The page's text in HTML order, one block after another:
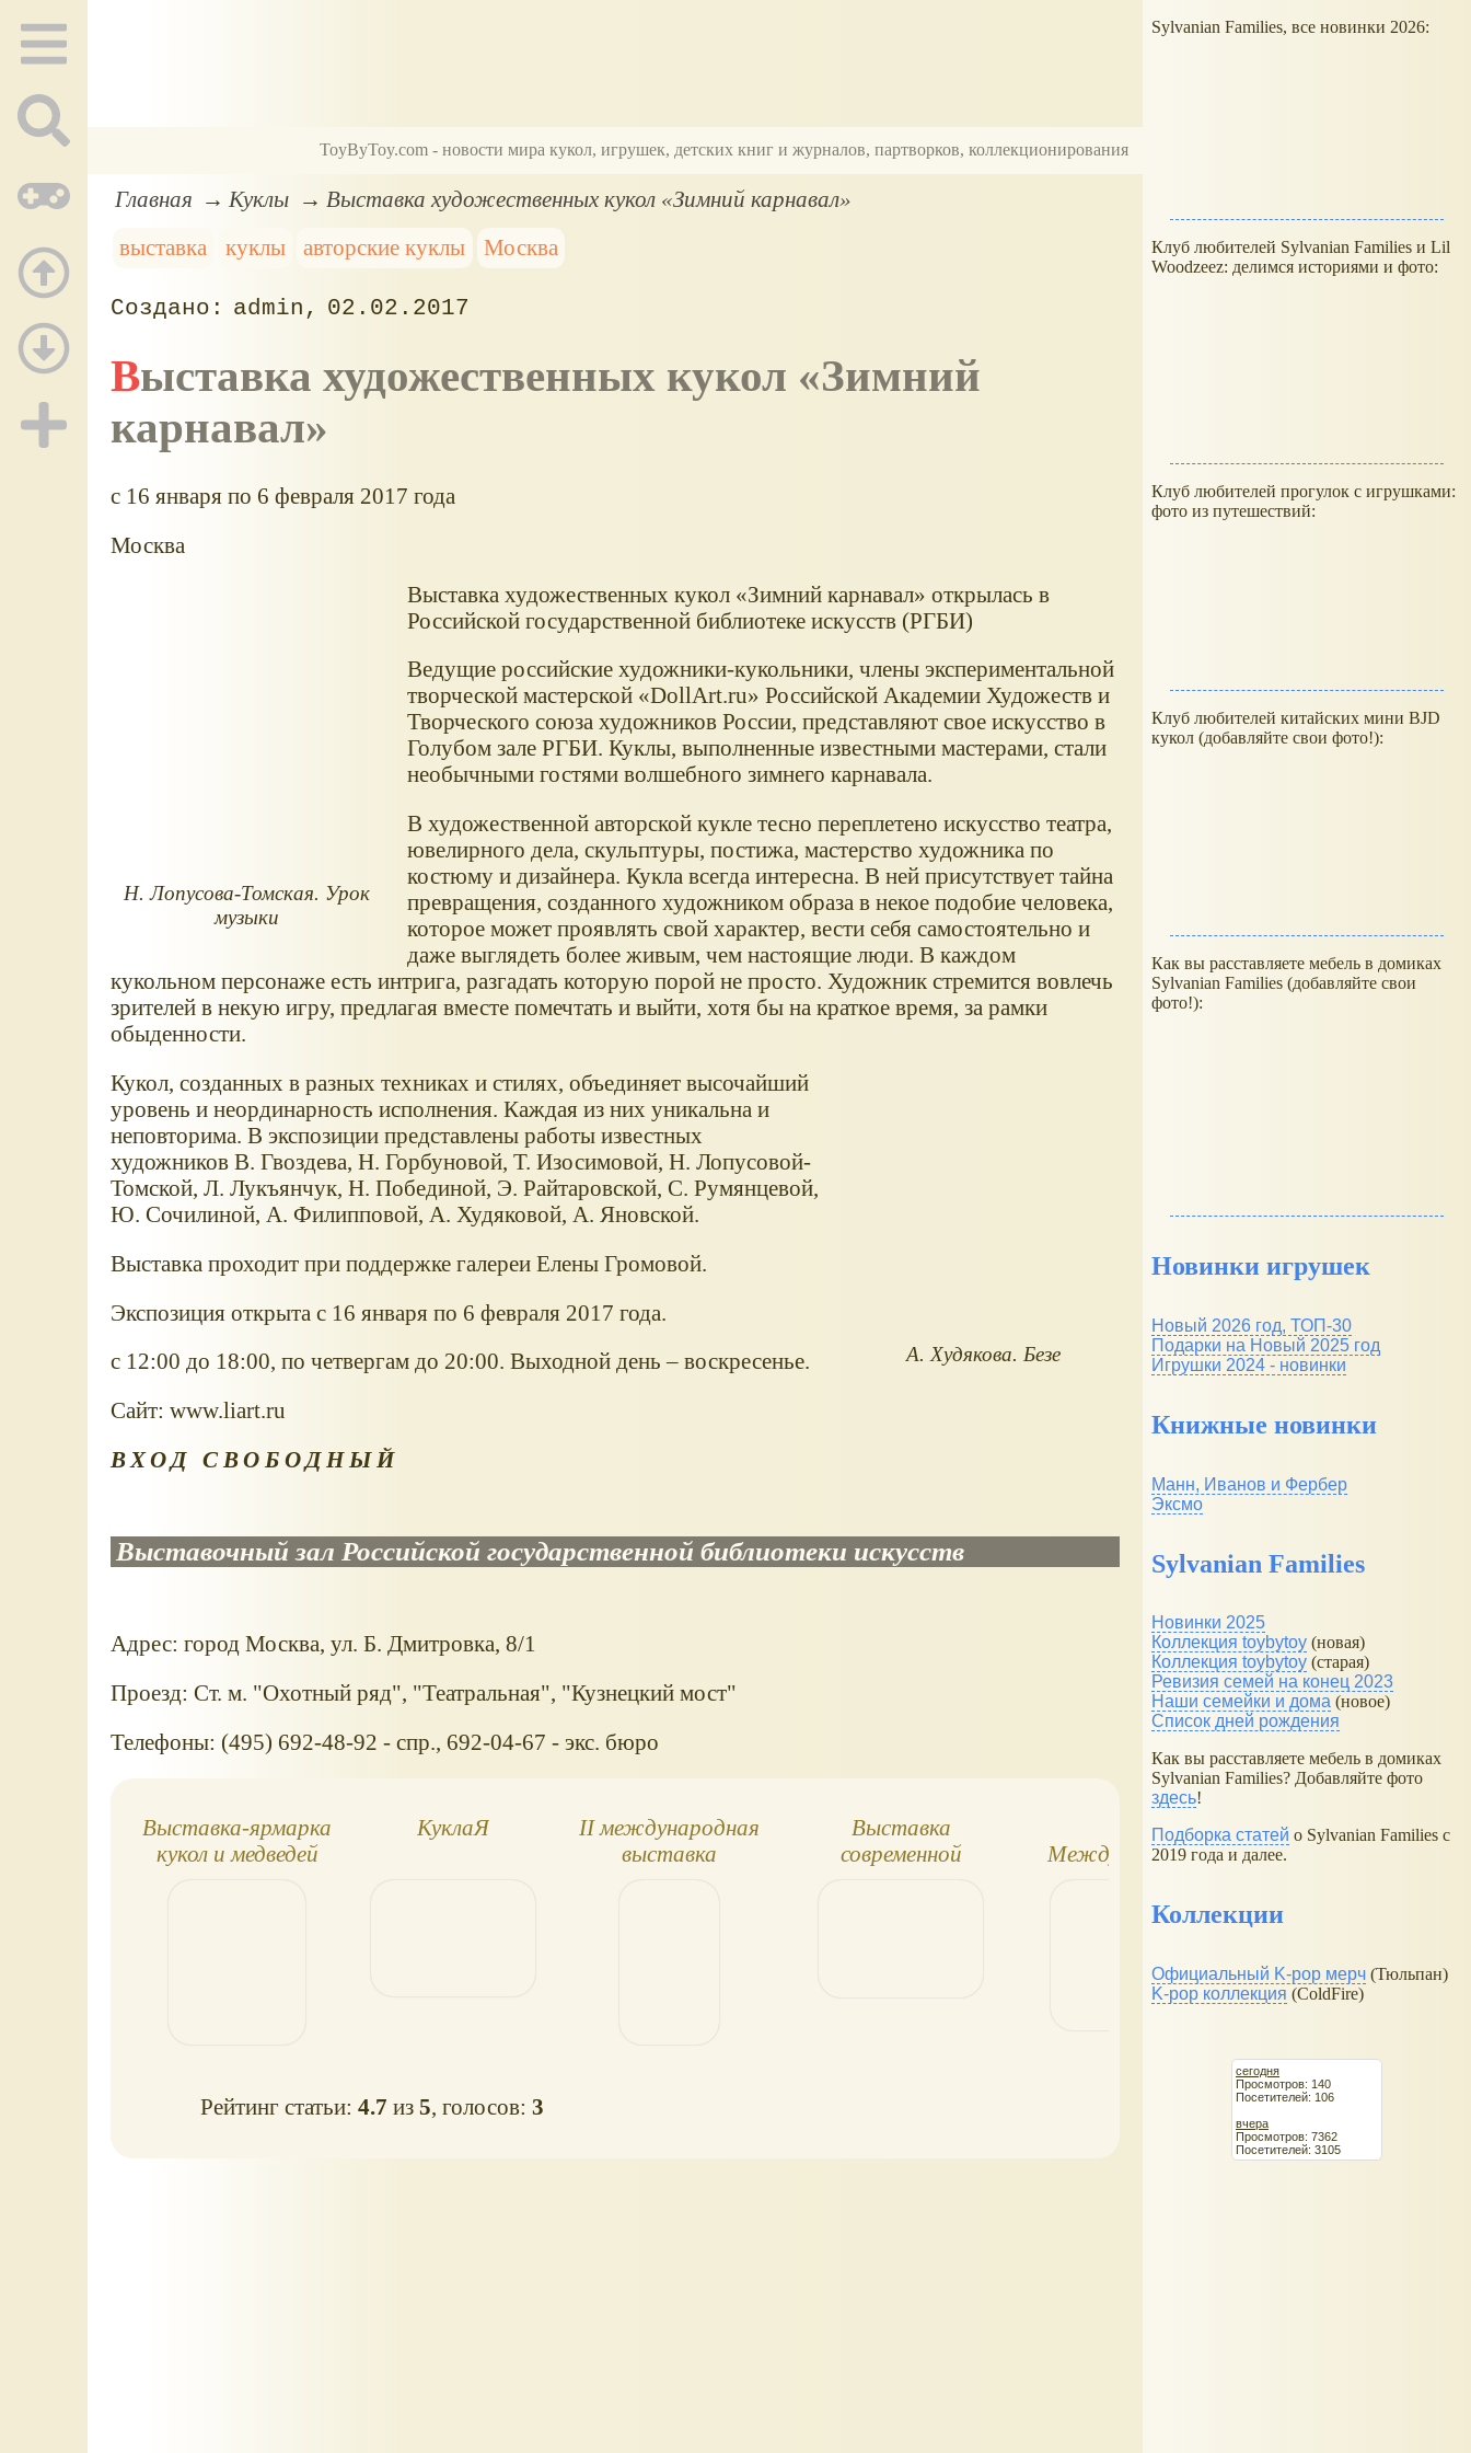
ToyByToy.com - новости мира кукол, игрушек, детских книг и журналов, партворков, коллекционирования
Главная Куклы
Выставка художественных кукол «Зимний карнавал»
выставка
куклы авторские куклы Москва
admin 02.02.2017
Выставка художественных кукол «Зимний
карнавал»
c 16 января по 6 февраля 2017 года
Москва
Н. Лопусова-Томская. Урок
музыки
Выставка художественных кукол «Зимний карнавал» открылась в
Российской государственной библиотеке искусств (РГБИ)
Ведущие российские художники-кукольники, члены экспериментальной
творческой мастерской «DollArt.ru» Российской Академии Художеств и
Творческого союза художников России, представляют свое искусство в
Голубом зале РГБИ. Куклы, выполненные известными мастерами, стали
необычными гостями волшебного зимнего карнавала.
В художественной авторской кукле тесно переплетено искусство театра,
ювелирного дела, скульптуры, постижа, мастерство художника по
костюму и дизайнера. Кукла всегда интересна. В ней присутствует тайна
превращения, созданного художником образа в некое подобие человека,
которое может проявлять свой характер, вести себя самостоятельно и
даже выглядеть более живым, чем настоящие люди. В каждом
кукольном персонаже есть интрига, разгадать которую порой не просто. Художник стремится вовлечь
зрителей в некую игру, предлагая вместе помечтать и выйти, хотя бы на краткое время, за рамки
обыденности.
А. Худякова. Безе
Кукол, созданных в разных техниках и стилях, объединяет высочайший
уровень и неординарность исполнения. Каждая из них уникальна и
неповторима. В экспозиции представлены работы известных
художников В. Гвоздева, Н. Горбуновой, Т. Изосимовой, Н. Лопусовой-
Томской, Л. Лукъянчук, Н. Побединой, Э. Райтаровской, С. Румянцевой,
Ю. Сочилиной, А. Филипповой, А. Худяковой, А. Яновской.
Выставка проходит при поддержке галереи Елены Громовой.
Экспозиция открыта с 16 января по 6 февраля 2017 года.
с 12:00 до 18:00, по четвергам до 20:00. Выходной день – воскресенье.
Сайт: www.liart.ru
ВХОД СВОБОДНЫЙ
Выставочный зал Российской государственной библиотеки искусств
Адрес: город Москва, ул. Б. Дмитровка, 8/1
Проезд: Ст. м. "Охотный ряд", "Театральная", "Кузнецкий мост"
Телефоны: (495) 692-48-92 - спр., 692-04-67 - экс. бюро
Выставка-ярмарка
кукол и медведей
КуклаЯ
II международная
выставка
Выставка
современной
Международный
XVI
Международная
"Искусство куклы"
Рейтинг статьи:4.7 из5, голосов:3
Sylvanian Families, все новинки 2026:
Клуб любителей Sylvanian Families и Lil
Woodzeez: делимся историями и фото:
Клуб любителей прогулок с игрушками:
фото из путешествий:
Клуб любителей китайских мини BJD
кукол (добавляйте свои фото!):
Как вы расставляете мебель в домиках
Sylvanian Families (добавляйте свои
фото!):
Новинки игрушек
Новый 2026 год, ТОП-30
Подарки на Новый 2025 год
Игрушки 2024 - новинки
Книжные новинки
Манн, Иванов и Фербер
Эксмо
Sylvanian Families
Новинки 2025
Коллекция toybytoy (новая)
Коллекция toybytoy (старая)
Ревизия семей на конец 2023
Наши семейки и дома (новое)
Список дней рождения
Как вы расставляете мебель в домиках
Sylvanian Families? Добавляйте фото
здесь!
Подборка статей о Sylvanian Families с
2019 года и далее.
Коллекции
Официальный K-pop мерч (Тюльпан)
K-pop коллекция (ColdFire)
сегодня
Просмотров: 140
Посетителей: 106
вчера
Просмотров: 7362
Посетителей: 3105